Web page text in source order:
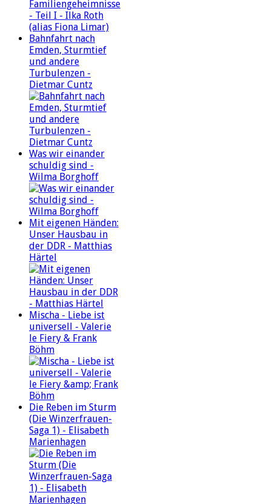
Bahnfahrt nach
Emden, Sturmtief
und andere
Turbulenzen -
Dietmar Cuntz
Was wir einander
schuldig sind -
Wilma Borghoff
Mit eigenen Händen:
Unser Hausbau in
der DDR - Matthias
Härtel
Mischa - Liebe ist
universell - Valerie
le Fiery & Frank
Böhm
Die Reben im Sturm
(Die Winzerfrauen-
Saga 1) - Elisabeth
Marienhagen